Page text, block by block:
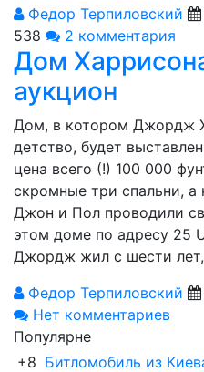
Федор Терпиловский
538
2 комментария
Дом
аукцион
Дом, в котором Джордж
детство, будет
цена всего (!) 100 000
скромные три спальни,
Джон и Пол проводили
этом доме по адресу 25
Джордж жил с шести лет,
Федор Терпиловский
Нет комментариев
Популярне
+8 Битломобиль из